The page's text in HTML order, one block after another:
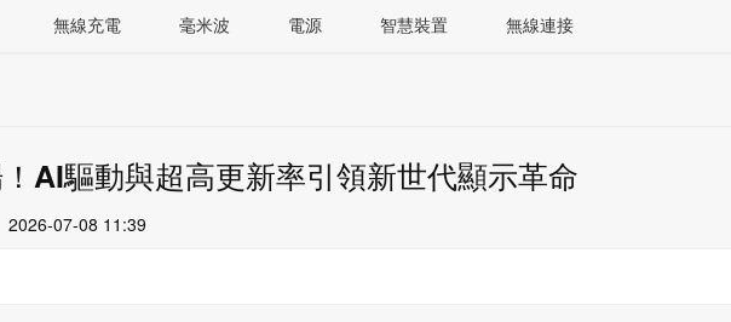
嵌入技術 感測技術
智慧型視覺影像/監
控技術
無線充電 毫米波 電源 智慧裝置 無線連接
AI驅動與超高更新率引領新世代顯示革命
2026-07-08 11:39